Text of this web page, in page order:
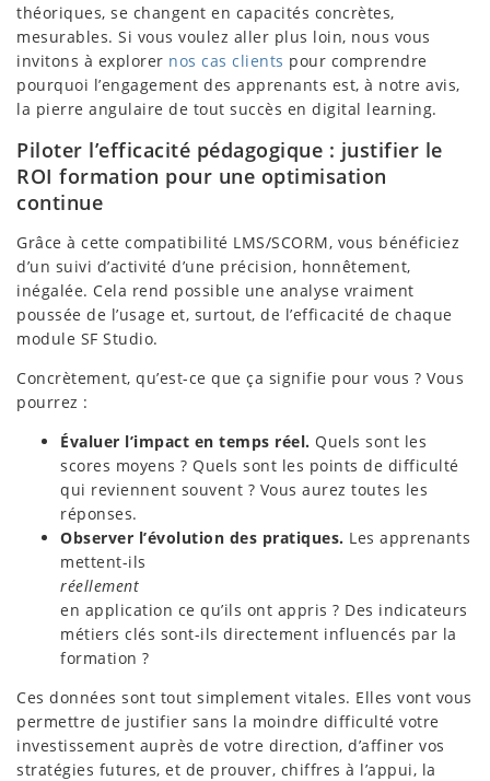
théoriques, se changent en capacités concrètes,
mesurables. Si vous voulez aller plus loin, nous vous
invitons à explorer nos cas clients pour comprendre
pourquoi l’engagement des apprenants est, à notre avis,
la pierre angulaire de tout succès en digital learning.
Piloter l’efficacité pédagogique : justifier le
ROI formation pour une optimisation
continue
Grâce à cette compatibilité LMS/SCORM, vous bénéficiez
d’un suivi d’activité d’une précision, honnêtement,
inégalée. Cela rend possible une analyse vraiment
poussée de l’usage et, surtout, de l’efficacité de chaque
module SF Studio.
Concrètement, qu’est-ce que ça signifie pour vous ? Vous
pourrez :
Évaluer l’impact en temps réel. Quels sont les
scores moyens ? Quels sont les points de difficulté
qui reviennent souvent ? Vous aurez toutes les
réponses.
Observer l’évolution des pratiques. Les apprenants
mettent-ils
réellement
en application ce qu’ils ont appris ? Des indicateurs
métiers clés sont-ils directement influencés par la
formation ?
Ces données sont tout simplement vitales. Elles vont vous
permettre de justifier sans la moindre difficulté votre
investissement auprès de votre direction, d’affiner vos
stratégies futures, et de prouver, chiffres à l’appui, la